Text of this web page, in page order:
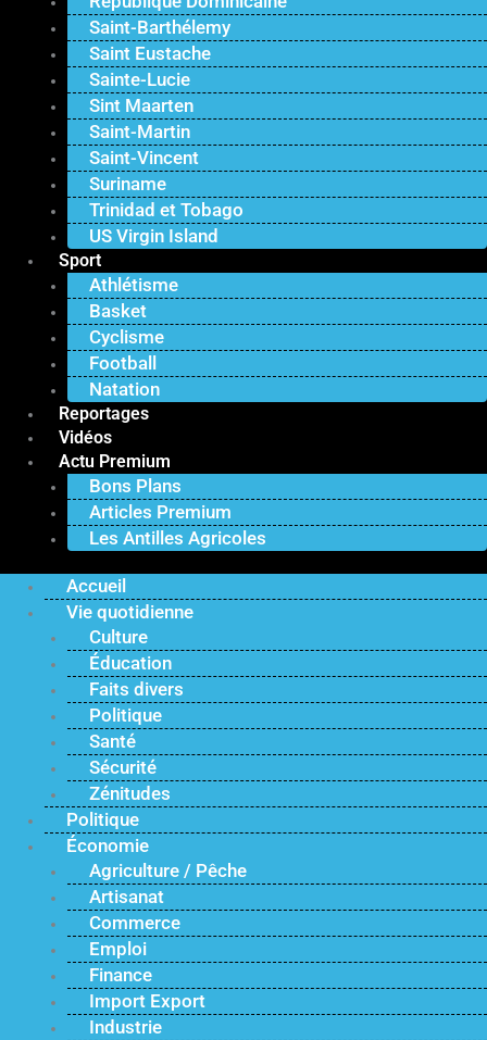
Saint-Barthélemy
Saint Eustache
Sainte-Lucie
Sint Maarten
Saint-Martin
Saint-Vincent
Suriname
Trinidad et Tobago
US Virgin Island
Sport
Athlétisme
Basket
Cyclisme
Football
Natation
Reportages
Vidéos
Actu Premium
Bons Plans
Articles Premium
Les Antilles Agricoles
Accueil
Vie quotidienne
Culture
Éducation
Faits divers
Politique
Santé
Sécurité
Zénitudes
Politique
Économie
Agriculture / Pêche
Artisanat
Commerce
Emploi
Finance
Import Export
Industrie